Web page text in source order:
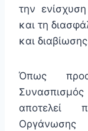
την
και τη
και
Όπως
Συνασπισμός
αποτελεί